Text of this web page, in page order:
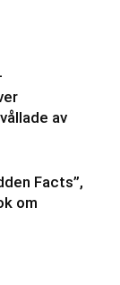
av
Facts”,
om